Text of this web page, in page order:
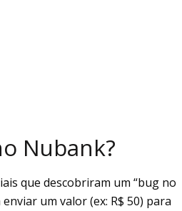
Nubank?
que descobriram um “bug no
um valor (ex: R$ 50) para